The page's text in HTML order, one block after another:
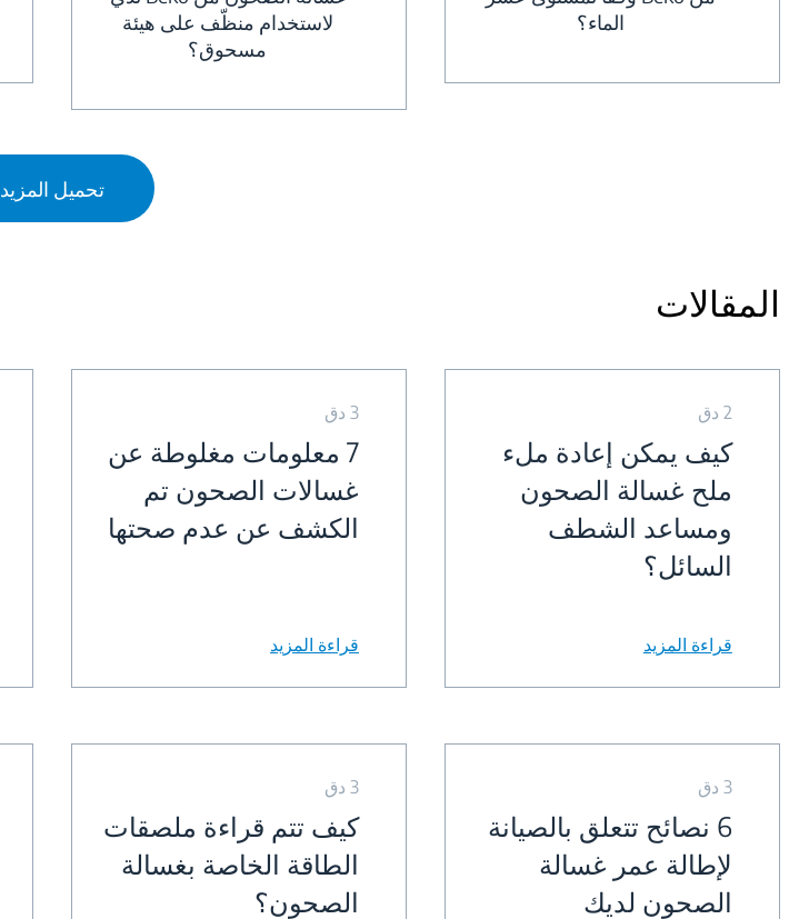
الماء؟
لاستخدام منظّف على هيئة
مسحوق؟
تحميل المزيد
المقالات
2 دق
كيف يمكن إعادة ملء
ملح غسالة الصحون
ومساعد الشطف
السائل؟
قراءة المزيد
3 دق
7 معلومات مغلوطة عن
غسالات الصحون تم
الكشف عن عدم صحتها
قراءة المزيد
3 دق
6 نصائح تتعلق بالصيانة
لإطالة عمر غسالة
الصحون لديك
3 دق
كيف تتم قراءة ملصقات
الطاقة الخاصة بغسالة
الصحون؟